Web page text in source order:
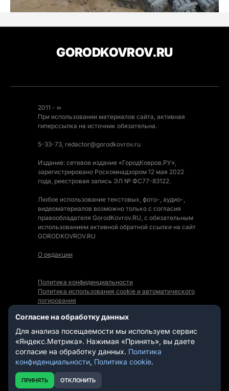
GORODKOVROV.RU
2011 - ∞
При использовании материалов сайта, активная
гиперссылка на источник обязательна.
5-33-73, redactor@gorodkovrov.ru
Издание: сетевое издание «ГородКовров.РУ»,
зарегистрировано Роскомнадзором 12 мая 2022
года, реестровая запись ЭЛ № ФС77-83122.
Любое использование текстовых, фото-, аудио-,
видеоматериалов возможно только с согласия
правообладателя GorodKovrov.RU, с обязательным
использованием активной обратной ссылки на сайт
GORODKOVROV.RU
О редакции
Политика конфиденциальности
Политика использования cookie и автоматического
логирования
Мы в социальных сетях:
СТАТЬИ
НОВОСТИ
Согласие на обработку данных
Для анализа посещаемости мы используем сервис
«Яндекс.Метрика». Нажимая «Принять», вы даете
согласие на обработку данных. Политика
конфиденциальности, Политика cookie.
ПРИНЯТЬ ОТКЛОНИТЬ